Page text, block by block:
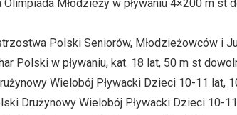
Młodzieży w pływaniu 4×200 m st
Polski Seniorów, Młodzieżowców i
Polski w pływaniu, kat. 18 lat, 50 m st
Wielobój Pływacki Dzieci 10-11 lat,
Drużynowy Wielobój Pływacki Dzieci 10-